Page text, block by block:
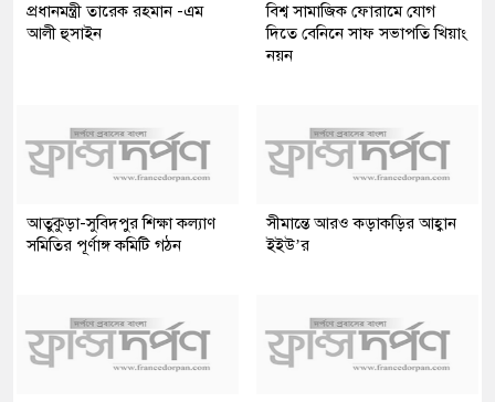
প্রধানমন্ত্রী তারেক রহমান -এম
আলী হুসাইন
বিশ্ব সামাজিক ফোরামে যোগ
দিতে বেনিনে সাফ সভাপতি খিয়াং
নয়ন
আতুকুড়া-সুবিদপুর শিক্ষা কল্যাণ
সমিতির পূর্ণাঙ্গ কমিটি গঠন
সীমান্তে আরও কড়াকড়ির আহ্বান
ইইউ’র